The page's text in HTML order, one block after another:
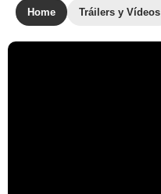
Home Tráilers y Vídeos